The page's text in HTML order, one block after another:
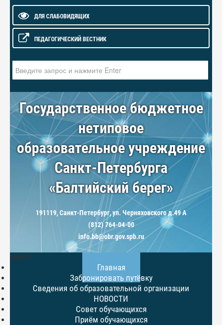
ДЛЯ СЛАБОВИДЯЩИХ
ПЕДАГОГИЧЕСКИЙ ВЕСТНИК
Государственное бюджетное
нетиповое
образовательное учреждение
Санкт-Петербурга
«Балтийский берег»
191119, Санкт-Петербург, ул. Черняховского д.49 А
(812) 764-04-00
info.bb@obr.gov.spb.ru
МЕНЮ
Главная
Забронировать путёвку
Сведения об образовательной организации
НОВОСТИ
Совет обучающихся
Приём обучающихся